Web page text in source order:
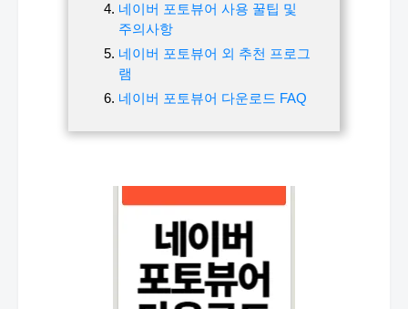
네이버 포토뷰어 사용 꿀팁 및
주의사항
네이버 포토뷰어 외 추천 프로그
램
네이버 포토뷰어 다운로드 FAQ